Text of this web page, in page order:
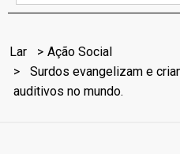
Lar
Ação Social
Surdos evangelizam e
auditivos no mundo.